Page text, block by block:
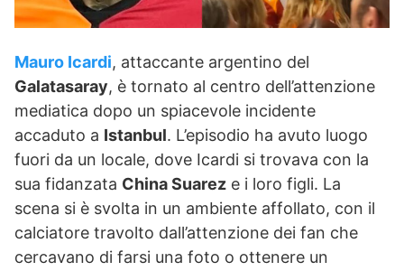
Mauro Icardi, attaccante argentino del
Galatasaray, è tornato al centro dell’attenzione
mediatica dopo un spiacevole incidente
accaduto a Istanbul. L’episodio ha avuto luogo
fuori da un locale, dove Icardi si trovava con la
sua fidanzata China Suarez e i loro figli. La
scena si è svolta in un ambiente affollato, con il
calciatore travolto dall’attenzione dei fan che
cercavano di farsi una foto o ottenere un